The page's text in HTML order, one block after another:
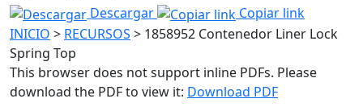
Descargar
Copiar link
INICIO > RECURSOS > 1858952 Contenedor Liner Lock
Spring Top
This browser does not support inline PDFs. Please
download the PDF to view it: Download PDF